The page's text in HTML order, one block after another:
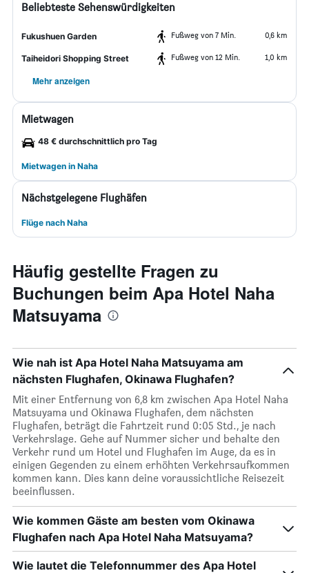
Beliebteste Sehenswürdigkeiten
Fukushuen Garden Fußweg von 7 Min. 0,6 km
Taiheidori Shopping Street Fußweg von 12 Min. 1,0 km
Mehr anzeigen
Mietwagen
48 € durchschnittlich pro Tag
Mietwagen in Naha
Nächstgelegene Flughäfen
Flüge nach Naha
Häufig gestellte Fragen zu
Buchungen beim Apa Hotel Naha
Matsuyama
Wie nah ist Apa Hotel Naha Matsuyama am
nächsten Flughafen, Okinawa Flughafen?
Mit einer Entfernung von 6,8 km zwischen Apa Hotel Naha
Matsuyama und Okinawa Flughafen, dem nächsten
Flughafen, beträgt die Fahrtzeit rund 0:05 Std., je nach
Verkehrslage. Gehe auf Nummer sicher und behalte den
Verkehr rund um Hotel und Flughafen im Auge, da es in
einigen Gegenden zu einem erhöhten Verkehrsaufkommen
kommen kann. Dies kann deine voraussichtliche Reisezeit
beeinflussen.
Wie kommen Gäste am besten vom Okinawa
Flughafen nach Apa Hotel Naha Matsuyama?
Wie lautet die Telefonnummer des Apa Hotel